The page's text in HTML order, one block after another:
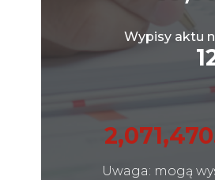
Wypisy aktu
Uwaga: mogą